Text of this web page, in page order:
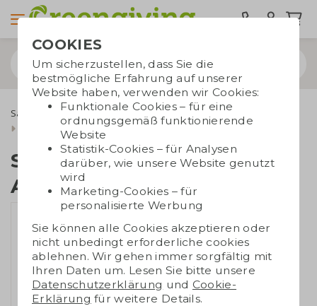
Samenpapier
Samenpapier Kalender
Samenpapier Abreißkalender
Samenpapier
Abreißkalender
COOKIES
Um sicherzustellen, dass Sie die
bestmögliche Erfahrung auf unserer
Website haben, verwenden wir Cookies:
Funktionale Cookies – für eine
ordnungsgemäß funktionierende
Website
Statistik-Cookies – für Analysen
darüber, wie unsere Website genutzt
wird
Marketing-Cookies – für
personalisierte Werbung
Sie können alle Cookies akzeptieren oder
nicht unbedingt erforderliche cookies
ablehnen. Wir gehen immer sorgfältig mit
Ihren Daten um. Lesen Sie bitte unsere
Datenschutzerklärung und Cookie-
Erklärung für weitere Details.